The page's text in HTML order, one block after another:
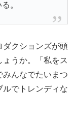
。
ダクションズが頭
うか。「私をス
みんなでたいまつ
でトレンディな